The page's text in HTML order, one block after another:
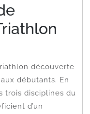
découverte
débutants. En
trois disciplines du
d’un